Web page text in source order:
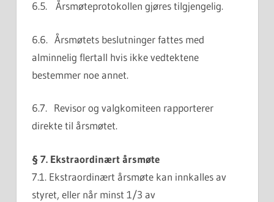
6.5. Årsmøteprotokollen gjøres tilgjengelig.
6.6. Årsmøtets beslutninger fattes med
alminnelig flertall hvis ikke vedtektene
bestemmer noe annet.
6.7. Revisor og valgkomiteen rapporterer
direkte til årsmøtet.
§ 7. Ekstraordinært årsmøte
7.1. Ekstraordinært årsmøte kan innkalles av
styret, eller når minst 1/3 av